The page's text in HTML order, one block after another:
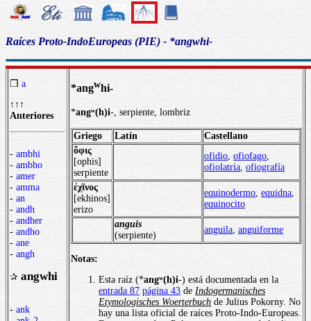
Raíces Proto-IndoEuropeas (PIE) - *angwhi-
❒ a
↑↑↑
Anteriores
- ambhi
- ambho
- amer
- amma
- an
- andh
- andher
- andho
- ane
- angh
✰ angwhi
- ank
*angwhi-
*angʷ(h)i-, serpiente, lombriz
Griego Latín
Castellano
ὄφις
[ophis]
serpiente
ofidio, ofiofago,
ofiolatría, ofiografía
ἐχῖνος
[ekhinos]
erizo
equinodermo, equidna,
equinocito
anguis
(serpiente)
anguila, anguiforme
Notas:
Esta raíz (*angʷ(h)i-) está documentada en la
entrada 87 página 43 de Indogermanisches
Etymologisches Woerterbuch de Julius Pokorny. No
hay una lista oficial de raíces Proto-Indo-Europeas.